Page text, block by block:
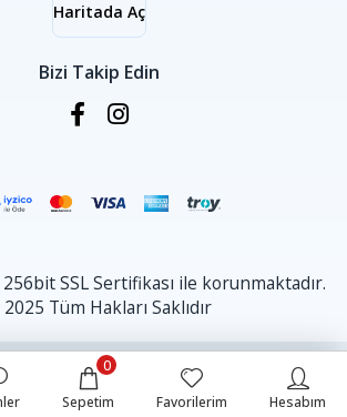
Haritada Aç
Bizi Takip Edin
SSL Sertifikası ile korunmaktadır.
Tüm Hakları Saklıdır
Sepetim
0
Favorilerim
Hesabım